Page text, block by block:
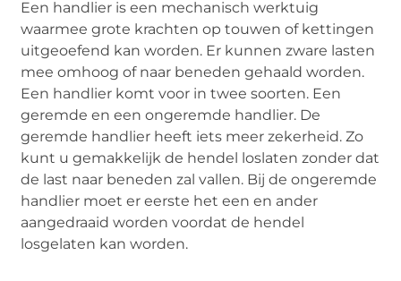
Een handlier is een mechanisch werktuig
waarmee grote krachten op touwen of kettingen
uitgeoefend kan worden. Er kunnen zware lasten
mee omhoog of naar beneden gehaald worden.
Een handlier komt voor in twee soorten. Een
geremde en een ongeremde handlier. De
geremde handlier heeft iets meer zekerheid. Zo
kunt u gemakkelijk de hendel loslaten zonder dat
de last naar beneden zal vallen. Bij de ongeremde
handlier moet er eerste het een en ander
aangedraaid worden voordat de hendel
losgelaten kan worden.